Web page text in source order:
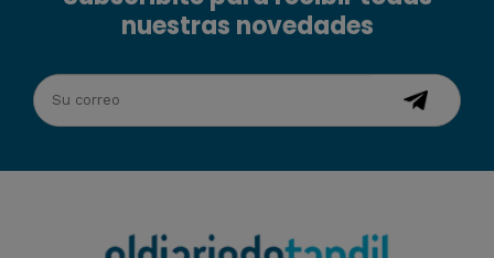
nuestras novedades